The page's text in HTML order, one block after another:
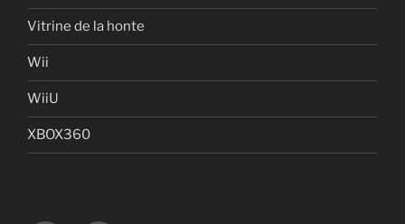
Vitrine de la honte
Wii
WiiU
XBOX360